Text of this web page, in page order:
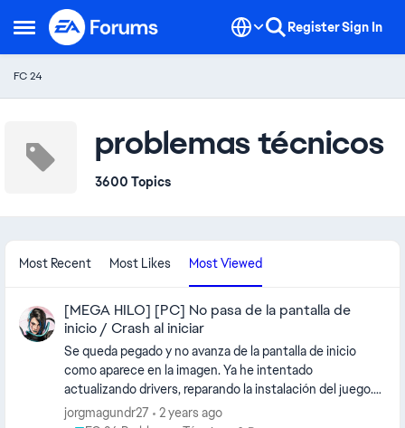
Open Side Menu
Skip to content RegisterSign In
FC 24
problemas técnicos
3600 Topics
Most Recent Most Likes Most Viewed
[MEGA HILO] [PC] No pasa de la pantalla de
inicio / Crash al iniciar
Se queda pegado y no avanza de la pantalla de inicio
como aparece en la imagen. Ya he intentado
actualizando drivers, reparando la instalación del juego.
He comprado la version ultimate loyalty desde la App de
jorgmagundr27
2 years ago